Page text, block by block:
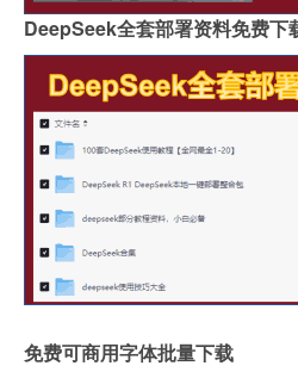
DeepSeek全套部署资料免费下
免费可商用字体批量下载